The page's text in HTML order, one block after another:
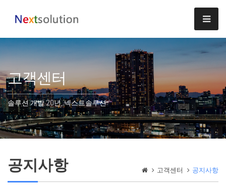
고객센터
솔루션 개발 20년, 넥스트솔루션
공지사항 고객센터 공지사항